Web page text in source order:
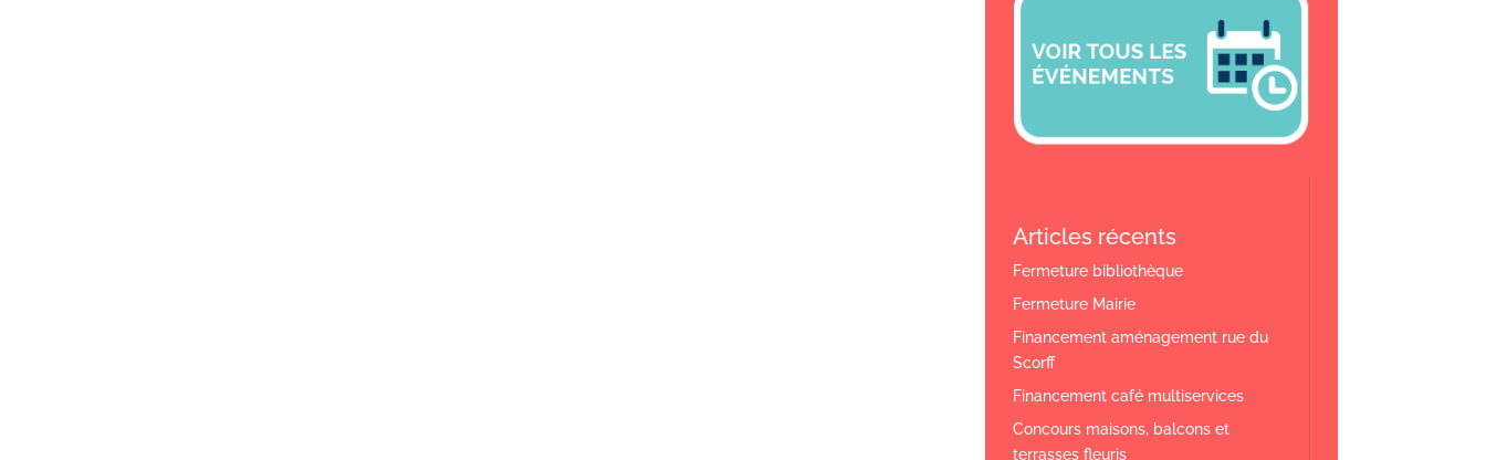
Articles récents
Fermeture bibliothèque
Fermeture Mairie
Financement aménagement rue du
Scorff
Financement café multiservices
Concours maisons, balcons et
terrasses fleuris